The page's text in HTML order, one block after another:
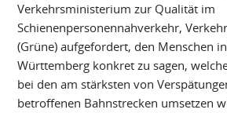
Verkehrsministerium zur Qualität im
Schienenpersonennahverkehr,
(Grüne) aufgefordert, den Menschen
Württemberg konkret zu sagen,
bei den am stärksten von
betroffenen Bahnstrecken umsetzen